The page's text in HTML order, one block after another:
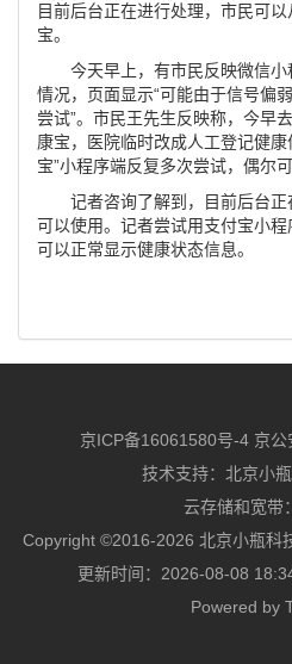
目前后台正在进行处理，市民可
宝。
今天早上，有市民反映微信小
情况，页面显示“可能由于信号偏
尝试”。市民王先生反映称，今早
康宝，医院临时改成人工登记健
宝”小程序端反复多次尝试，偶尔
记者咨询了解到，目前后台正
可以使用。记者尝试用支付宝小程
可以正常显示健康状态信息。
京ICP备16061580号-4 京
技术支持： 北京小
云存储和宽带：
Copyright ©2016-2026 北京小瓶科
更新时间：2026-08-08
Powered by